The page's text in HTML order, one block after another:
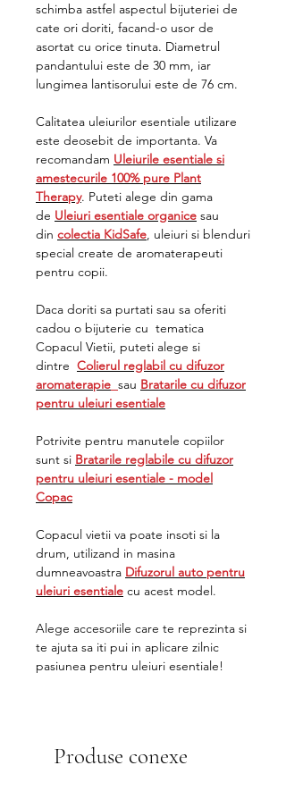
schimba astfel aspectul bijuteriei de
cate ori doriti, facand-o usor de
asortat cu orice tinuta. Diametrul
pandantului este de 30 mm, iar
lungimea lantisorului este de 76 cm.
Calitatea uleiurilor esentiale utilizare
este deosebit de importanta. Va
recomandam Uleiurile esentiale si
amestecurile 100% pure Plant
Therapy. Puteti alege din gama
de Uleiuri esentiale organice sau
din colectia KidSafe, uleiuri si blenduri
special create de aromaterapeuti
pentru copii.
Daca doriti sa purtati sau sa oferiti
cadou o bijuterie cu tematica
Copacul Vietii, puteti alege si
dintre Colierul reglabil cu difuzor
aromaterapie sau Bratarile cu difuzor
pentru uleiuri esentiale
Potrivite pentru manutele copiilor
sunt si Bratarile reglabile cu difuzor
pentru uleiuri esentiale - model
Copac
Copacul vietii va poate insoti si la
drum, utilizand in masina
dumneavoastra Difuzorul auto pentru
uleiuri esentiale cu acest model.
Alege accesoriile care te reprezinta si
te ajuta sa iti pui in aplicare zilnic
pasiunea pentru uleiuri esentiale!
Produse conexe